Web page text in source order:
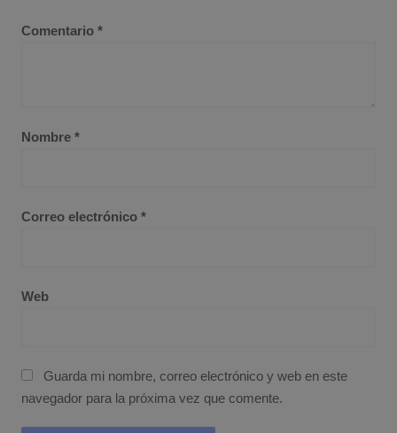
Comentario *
Nombre *
Correo electrónico *
Web
Guarda mi nombre, correo electrónico y web en este
navegador para la próxima vez que comente.